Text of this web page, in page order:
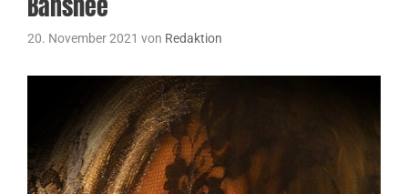
20. November 2021 von Redaktion